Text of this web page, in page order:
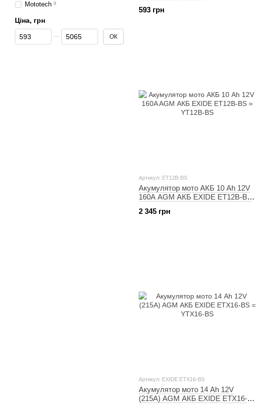
"VLAND"
593 грн
Артикул: ET12B-BS
Акумулятор мото АКБ 10 Ah 12V
160A AGM АКБ EXIDE ET12B-BS
2 345 грн
Артикул: EXIDE ETX16-BS
Акумулятор мото 14 Ah 12V
(215A) AGM АКБ EXIDE ETX16-
Mototech 9
Ціна, грн
Від Ціна, грн
До Ціна, грн ОК